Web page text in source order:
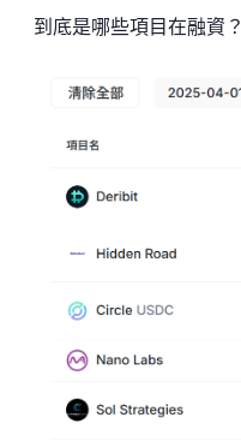
到底是哪些項目在融資？